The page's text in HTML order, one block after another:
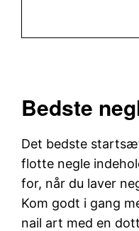
Bedste
Det bedste
flotte negle
for, når du laver
Kom godt i gang
nail art med en